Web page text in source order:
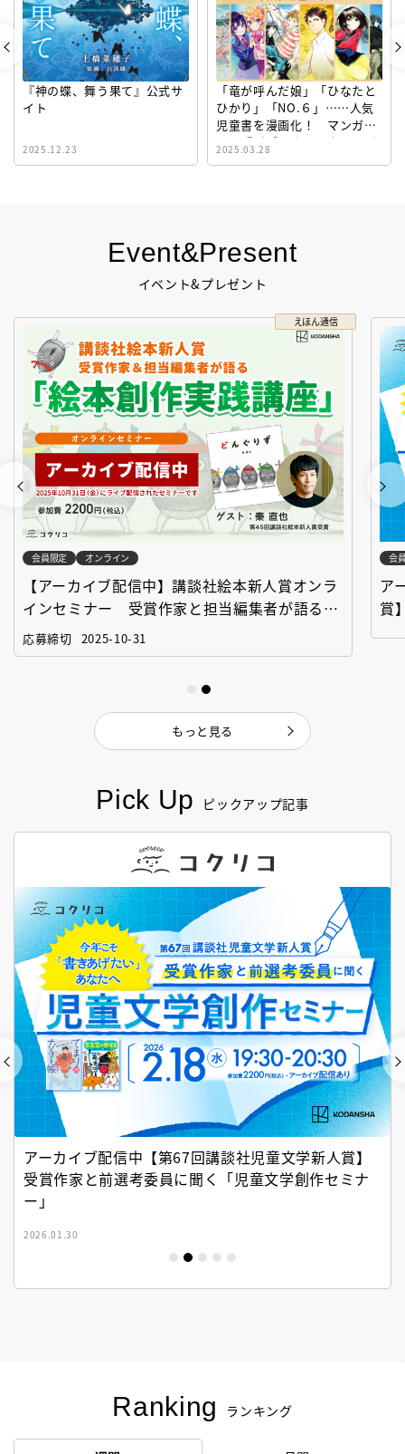
Pick Up ピックアップ記事
アーカイブ配信中【第67回講談社児童文学新人賞】
受賞作家と前選考委員に聞く「児童文学創作セミナ
ー」
2026.01.30
Ranking ランキング
Event&Present
イベント&プレゼント
えほん通信
会員限定 オンライン
【アーカイブ配信中】講談社絵本新人賞オンラ
インセミナー 受賞作家と担当編集者が語る
「絵本創作実践講座」
応募締切 2025-10-31
会
ア
賞
もっと見る
『神の蝶、舞う果て』公式サ
イト
2025.12.23
「竜が呼んだ娘」「ひなたと
ひかり」「NO.６」……人気
児童書を漫画化！ マンガサ
イト『ビブリオシリウス』誕
生！
2025.03.28